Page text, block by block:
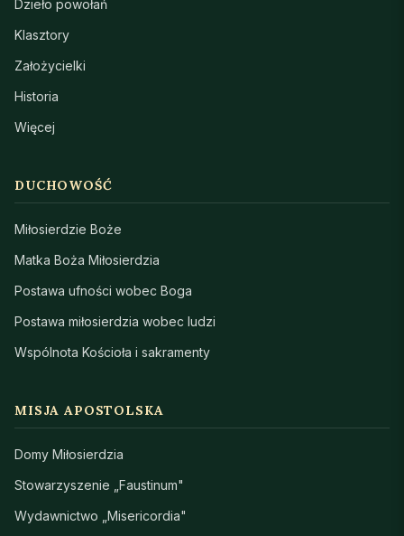
Dzieło powołań
Klasztory
Założycielki
Historia
Więcej
DUCHOWOŚĆ
Miłosierdzie Boże
Matka Boża Miłosierdzia
Postawa ufności wobec Boga
Postawa miłosierdzia wobec ludzi
Wspólnota Kościoła i sakramenty
MISJA APOSTOLSKA
Domy Miłosierdzia
Stowarzyszenie „Faustinum"
Wydawnictwo „Misericordia"